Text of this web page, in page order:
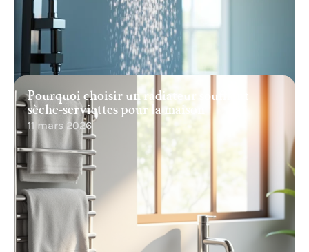
Pourquoi choisir un radiateur soufflant
sèche-serviettes pour la maison
11 mars 2026